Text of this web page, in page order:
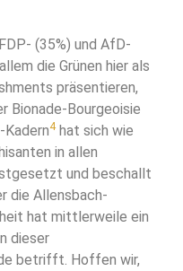
(35%) und AfD-
die Grünen hier als
präsentieren,
Bionade-Bourgeoisie
4hat sich wie
in allen
und beschallt
die Allensbach-
hat mittlerweile ein
dieser
betrifft. Hoffen wir,